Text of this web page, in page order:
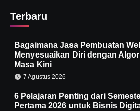
Terbaru
Bagaimana Jasa Pembuatan
Menyesuaikan Diri dengan
Masa Kini
7 Agustus 2026
6 Pelajaran Penting dari
Pertama 2026 untuk Bisnis